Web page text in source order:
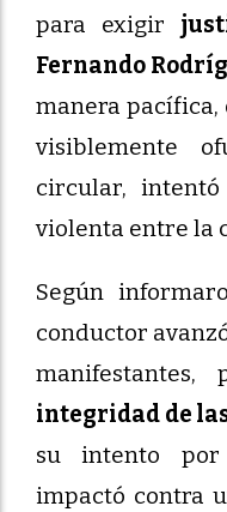
para exigir
Fernando
manera pacífica,
visiblemente
circular,
violenta entre la
Según
conductor
integridad de
su intento
impactó contra